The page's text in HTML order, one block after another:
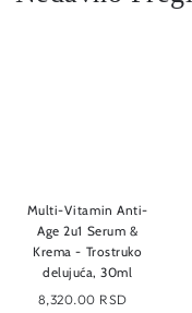
Multi-Vitamin Anti-
Age 2u1 Serum &
Krema - Trostruko
delujuća, 30ml
8,320.00 RSD